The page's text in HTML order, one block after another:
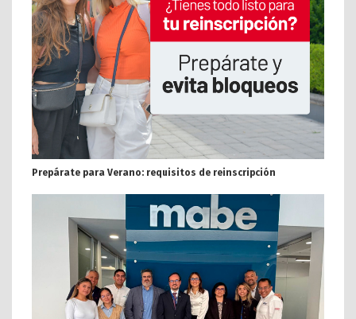
Prepárate para Verano: requisitos de reinscripción